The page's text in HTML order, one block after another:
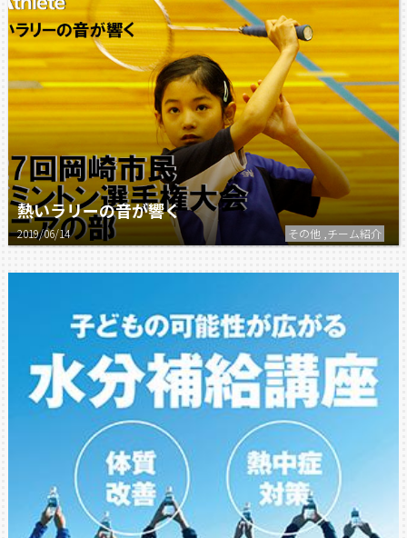
熱いラリーの音が響く
2019/06/14 その他 ,チーム紹介